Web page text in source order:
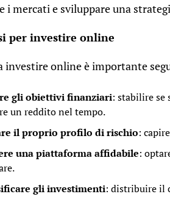
i mercati e sviluppare una
per investire online
investire online è importante
gli obiettivi finanziari: stabilire se
un reddito nel tempo.
il proprio profilo di rischio:
una piattaforma affidabile:
gli investimenti: distribuire il